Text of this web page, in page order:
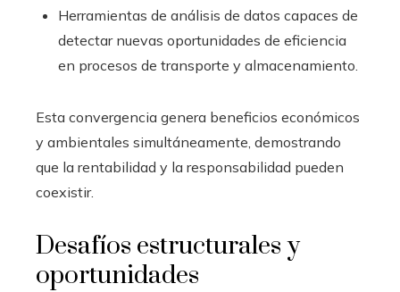
Herramientas de análisis de datos capaces de
detectar nuevas oportunidades de eficiencia
en procesos de transporte y almacenamiento.
Esta convergencia genera beneficios económicos
y ambientales simultáneamente, demostrando
que la rentabilidad y la responsabilidad pueden
coexistir.
Desafíos estructurales y
oportunidades